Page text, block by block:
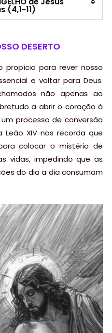
(4,1-11)
DESERTO
propício para rever nosso
e voltar para Deus.
não apenas ao
a abrir o coração à
processo de conversão
XIV nos recorda que
colocar o mistério de
vidas, impedindo que as
do dia a dia consumam